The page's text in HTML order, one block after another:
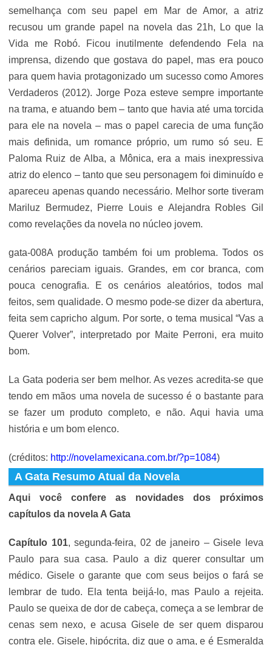
semelhança com seu papel em Mar de Amor, a atriz
recusou um grande papel na novela das 21h, Lo que la
Vida me Robó. Ficou inutilmente defendendo Fela na
imprensa, dizendo que gostava do papel, mas era pouco
para quem havia protagonizado um sucesso como Amores
Verdaderos (2012). Jorge Poza esteve sempre importante
na trama, e atuando bem – tanto que havia até uma torcida
para ele na novela – mas o papel carecia de uma função
mais definida, um romance próprio, um rumo só seu. E
Paloma Ruiz de Alba, a Mônica, era a mais inexpressiva
atriz do elenco – tanto que seu personagem foi diminuído e
apareceu apenas quando necessário. Melhor sorte tiveram
Mariluz Bermudez, Pierre Louis e Alejandra Robles Gil
como revelações da novela no núcleo jovem.
gata-008A produção também foi um problema. Todos os
cenários pareciam iguais. Grandes, em cor branca, com
pouca cenografia. E os cenários aleatórios, todos mal
feitos, sem qualidade. O mesmo pode-se dizer da abertura,
feita sem capricho algum. Por sorte, o tema musical “Vas a
Querer Volver”, interpretado por Maite Perroni, era muito
bom.
La Gata poderia ser bem melhor. As vezes acredita-se que
tendo em mãos uma novela de sucesso é o bastante para
se fazer um produto completo, e não. Aqui havia uma
história e um bom elenco.
(créditos: http://novelamexicana.com.br/?p=1084)
A Gata Resumo Atual da Novela
Aqui você confere as novidades dos próximos
capítulos da novela A Gata
Capítulo 101, segunda-feira, 02 de janeiro – Gisele leva
Paulo para sua casa. Paulo a diz querer consultar um
médico. Gisele o garante que com seus beijos o fará se
lembrar de tudo. Ela tenta beijá-lo, mas Paulo a rejeita.
Paulo se queixa de dor de cabeça, começa a se lembrar de
cenas sem nexo, e acusa Gisele de ser quem disparou
contra ele. Gisele, hipócrita, diz que o ama, e é Esmeralda